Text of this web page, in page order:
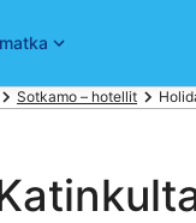
Sotkamo – hotellit